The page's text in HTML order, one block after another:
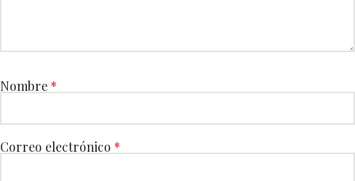
Nombre *
Correo electrónico *